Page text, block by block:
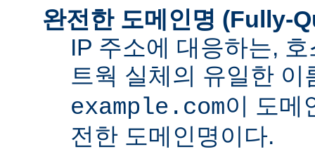
완전한 도메인명 (Fully-
IP 주소에 대응하는,
트웍 실체의 유일한
example.com이 도메
전한 도메인명이다.